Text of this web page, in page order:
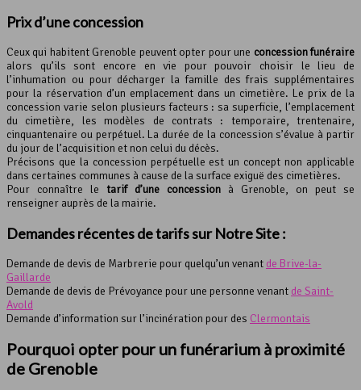
Prix d’une concession
Ceux qui habitent Grenoble peuvent opter pour une concession funéraire
alors qu’ils sont encore en vie pour pouvoir choisir le lieu de
l’inhumation ou pour décharger la famille des frais supplémentaires
pour la réservation d’un emplacement dans un cimetière. Le prix de la
concession varie selon plusieurs facteurs : sa superficie, l’emplacement
du cimetière, les modèles de contrats : temporaire, trentenaire,
cinquantenaire ou perpétuel. La durée de la concession s’évalue à partir
du jour de l’acquisition et non celui du décès.
Précisons que la concession perpétuelle est un concept non applicable
dans certaines communes à cause de la surface exiguë des cimetières.
Pour connaître le tarif d’une concession à Grenoble, on peut se
renseigner auprès de la mairie.
Demandes récentes de tarifs sur Notre Site :
Demande de devis de Marbrerie pour quelqu’un venant de Brive-la-
Gaillarde
Demande de devis de Prévoyance pour une personne venant de Saint-
Avold
Demande d’information sur l’incinération pour des Clermontais
Pourquoi opter pour un funérarium à proximité
de Grenoble